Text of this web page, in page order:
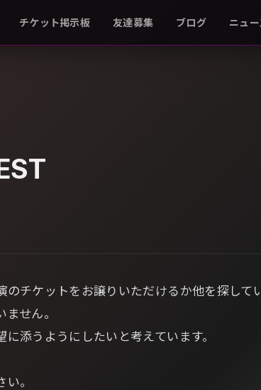
チケット掲示板 友達募集 ブログ ニュー
チケットをお譲りいただけるか他を探してい
せん。
添うようにしたいと考えています。
。